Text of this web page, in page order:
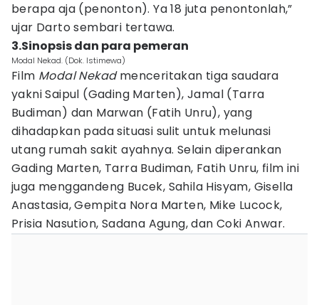
berapa aja (penonton). Ya 18 juta penontonlah,”
ujar Darto sembari tertawa.
3.Sinopsis dan para pemeran
Modal Nekad. (Dok. Istimewa)
Film Modal Nekadmenceritakan tiga saudara
yakni Saipul (Gading Marten), Jamal (Tarra
Budiman) dan Marwan (Fatih Unru), yang
dihadapkan pada situasi sulit untuk melunasi
utang rumah sakit ayahnya. Selain diperankan
Gading Marten, Tarra Budiman, Fatih Unru, film ini
juga menggandeng Bucek, Sahila Hisyam, Gisella
Anastasia, Gempita Nora Marten, Mike Lucock,
Prisia Nasution, Sadana Agung, dan Coki Anwar.